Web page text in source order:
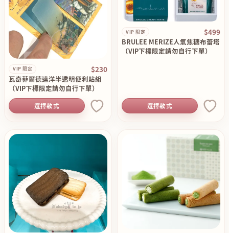
VIP 限定 $230
瓦奇菲爾德達洋半透明便利貼組
（VIP下標限定請勿自行下單）
選擇款式
VIP 限定 $499
BRULEE MERIZE人氣焦糖布蕾塔
（VIP下標限定請勿自行下單）
選擇款式